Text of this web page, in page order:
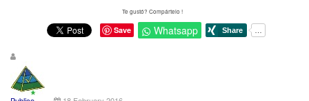
Te gustó? Compártelo !
Save Whatsapp